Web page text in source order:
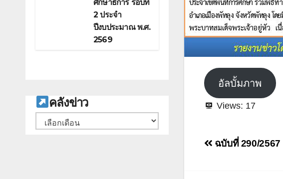
ศึกษาธิการ รอบที่
2 ประจำ
ปีงบประมาณ พ.ศ.
2569
คลังข่าว
คลัง
อัลบั้มภาพ
Views: 17
แนะแนว
ฉบับที่ 290/2567